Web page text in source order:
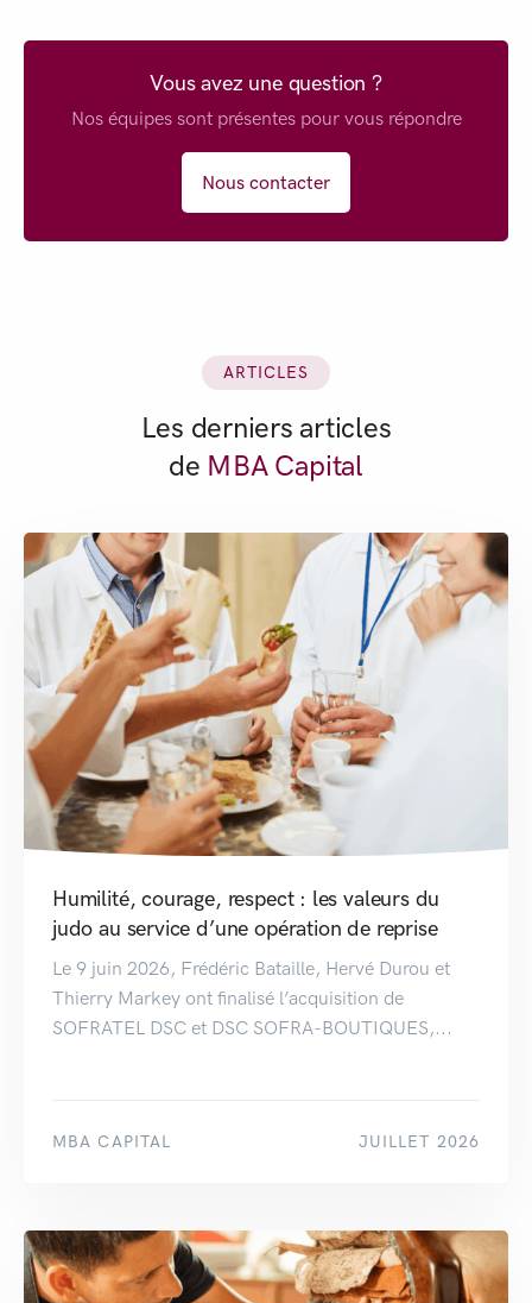
Vous avez une question ?
Nos équipes sont présentes pour vous répondre
Nous contacter
ARTICLES
Les derniers articles
de MBA Capital
Humilité, courage, respect : les valeurs du
judo au service d’une opération de reprise
Le 9 juin 2026, Frédéric Bataille, Hervé Durou et
Thierry Markey ont finalisé l’acquisition de
SOFRATEL DSC et DSC SOFRA-BOUTIQUES,...
MBA CAPITAL JUILLET 2026